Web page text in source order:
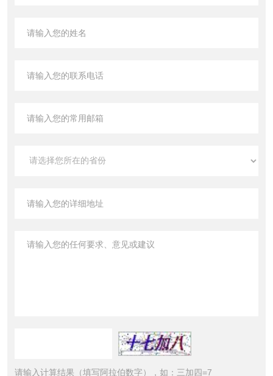
请输入计算结果（填写阿拉伯数字），如：三加四=7